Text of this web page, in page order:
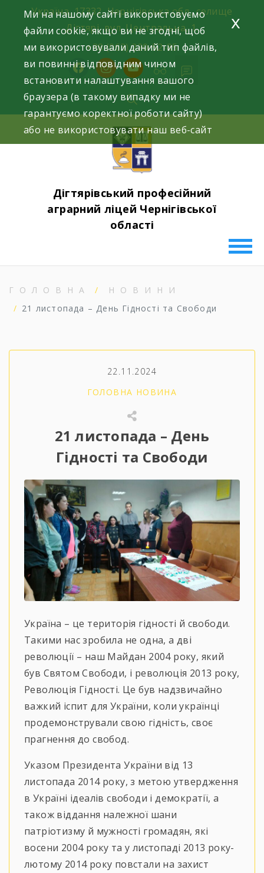
content
Україна, 17332, Чернігівська обл., селище
Дігтярі, вул. Центральна, 1.
+38 (063) 220-52-85
facebookinstagramyoutube
Дігтярівський професійний
аграрний ліцей Чернігівської
області
ГОЛОВНА
НОВИНИ
21 листопада – День Гідності та Свободи
22.11.2024
ГОЛОВНА НОВИНА
21 листопада – День
Гідності та Свободи
Україна – це територія гідності й свободи.
Такими нас зробила не одна, а дві
революції – наш Майдан 2004 року, який
був Святом Свободи, і революція 2013 року,
Революція Гідності. Це був надзвичайно
важкий іспит для України, коли українці
продемонстрували свою гідність, своє
прагнення до свобод.
Указом Президента України від 13
листопада 2014 року, з метою утвердження
в Україні ідеалів свободи і демократії, а
також віддання належної шани
патріотизму й мужності громадян, які
восени 2004 року та у листопаді 2013 року-
лютому 2014 року повстали на захист
Ми на нашому сайті використовуємо
файли cookie, якщо ви не згодні, щоб
ми використовували даний тип файлів,
ви повинні відповідним чином
встановити налаштування вашого
браузера (в такому випадку ми не
гарантуємо коректної роботи сайту)
або не використовувати наш веб-сайт
x